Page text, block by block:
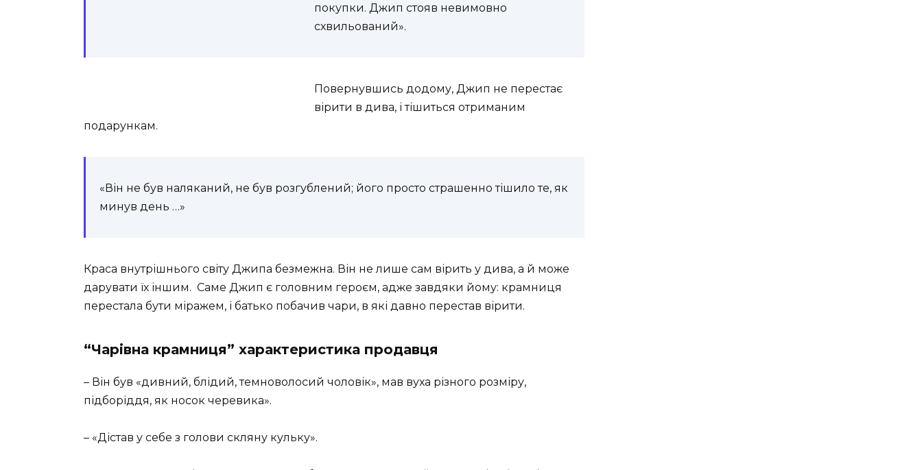
покупки. Джип стояв невимовно
схвильований».
Повернувшись додому, Джип не перестає
вірити в дива, і тішиться отриманим
подарункам.
«Він не був наляканий, не був розгублений; його просто страшенно тішило те, як
минув день …»
Краса внутрішнього світу Джипа безмежна. Він не лише сам вірить у дива, а й може
дарувати їх іншим. Саме Джип є головним героєм, адже завдяки йому: крамниця
перестала бути міражем, і батько побачив чари, в які давно перестав вірити.
“Чарівна крамниця” характеристика продавця
– Він був «дивний, блідий, темноволосий чоловік», мав вуха різного розміру,
підборіддя, як носок черевика».
– «Дістав у себе з голови скляну кульку».